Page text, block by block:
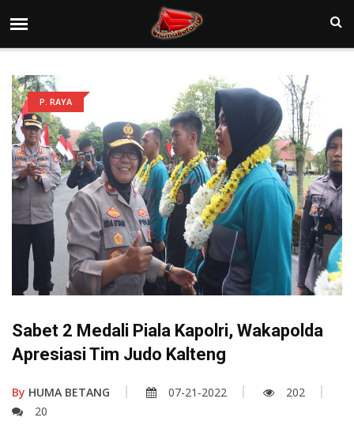
P. RAYA
Sabet 2 Medali Piala Kapolri, Wakapolda
Apresiasi Tim Judo Kalteng
By HUMA BETANG 07-21-2022
202
20